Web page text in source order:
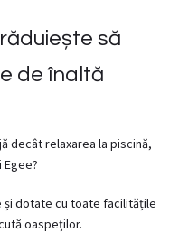
să
de înaltă
decât relaxarea la piscină,
dotate cu toate facilitățile
oaspeților.